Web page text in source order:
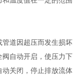
道因超压而发生损坏
自动开启，使压力下
关闭，停止排放流体